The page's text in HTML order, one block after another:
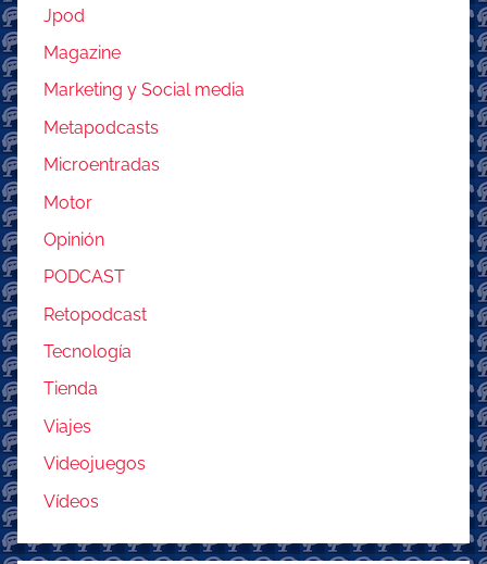
Jpod
Magazine
Marketing y Social media
Metapodcasts
Microentradas
Motor
Opinión
PODCAST
Retopodcast
Tecnología
Tienda
Viajes
Videojuegos
Vídeos